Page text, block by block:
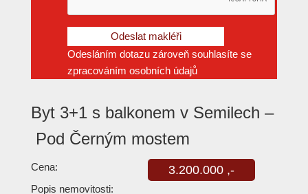
Odesláním dotazu zároveň souhlasíte se
zpracováním osobních údajů
Byt 3+1 s balkonem v Semilech –
Pod Černým mostem
Cena: 3.200.000 ,-
Popis nemovitosti: